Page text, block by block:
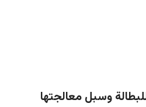
وسبل معالجتها